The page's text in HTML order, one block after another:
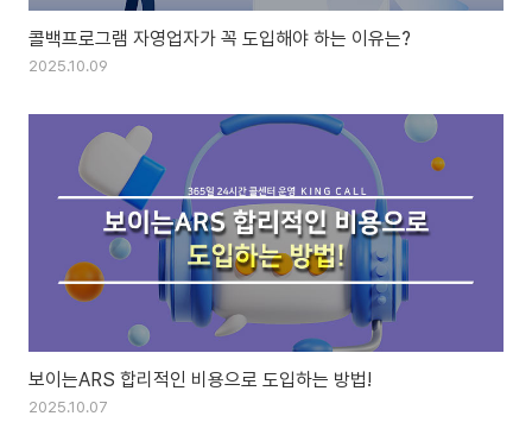
콜백프로그램 자영업자가 꼭 도입해야 하는 이유는?
2025.10.09
보이는ARS 합리적인 비용으로 도입하는 방법!
2025.10.07